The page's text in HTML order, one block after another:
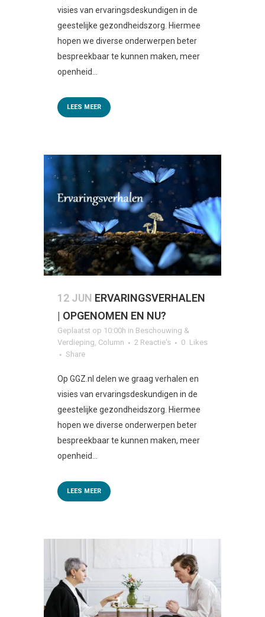
visies van ervaringsdeskundigen in de
geestelijke gezondheidszorg. Hiermee
hopen we diverse onderwerpen beter
bespreekbaar te kunnen maken, meer
openheid...
LEES MEER
12 JUN ERVARINGSVERHALEN
| OPGENOMEN EN NU?
Geplaatst op 10:00h in Beschouwing &
Verdieping, Column 2 Reactie's 0 Likes
Share
Op GGZ.nl delen we graag verhalen en
visies van ervaringsdeskundigen in de
geestelijke gezondheidszorg. Hiermee
hopen we diverse onderwerpen beter
bespreekbaar te kunnen maken, meer
openheid...
LEES MEER